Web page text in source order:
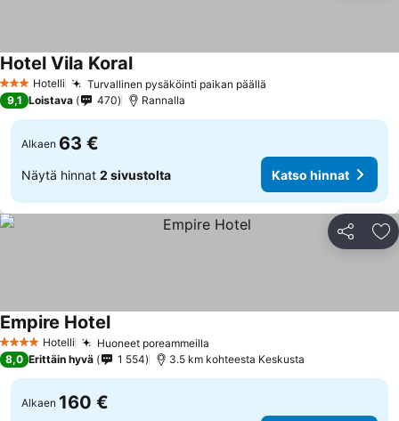
3 Tähtiluokitus
Hotelli Turvallinen pysäköinti paikan päällä
Hotel Vila KoralKatso hinnat
9,1 Loistava 470 Rannalla
Alkaen 63 €
Näytä hinnat 2 sivustolta Katso hinnat
Jaa
4 Tähtiluokitus
Hotelli Huoneet poreammeilla
Empire HotelKatso hinnat
8,0 Erittäin hyvä 1 554 3.5 km kohteesta Keskusta
Alkaen 160 €